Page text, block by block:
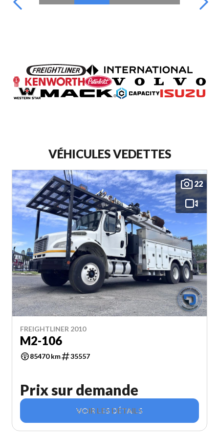
VÉHICULES VEDETTES
22
FREIGHTLINER 2010
M2-106
85470 km 35557
Prix sur demande
VOIR LES DÉTAILS